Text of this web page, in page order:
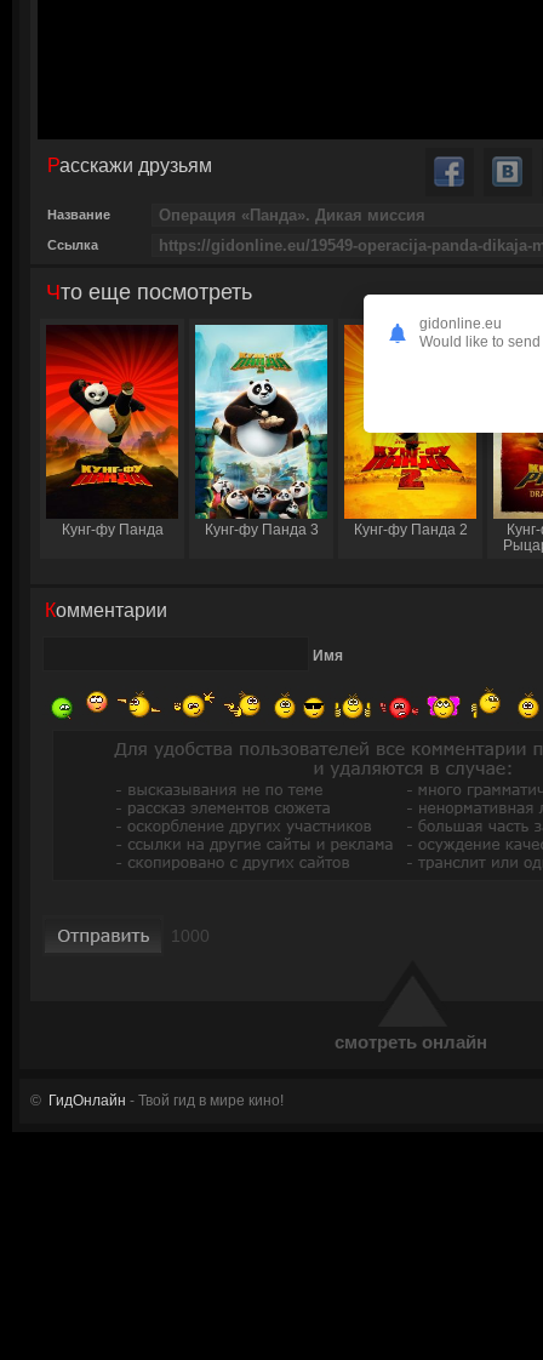
смотреть онлайн
Расскажи друзьям
Название
Ссылка
Что еще посмотреть
Кунг-фу Панда Кунг-фу Панда 3 Кунг-фу Панда 2
Комментарии
Имя
© ГидОнлайн - Твой гид в мире кино!
gidonline.eu
Would like to